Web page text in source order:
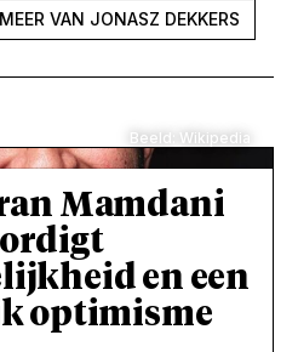
VAN JONASZ DEKKERS
Beeld: Wikipedia
Mamdani
en een
optimisme